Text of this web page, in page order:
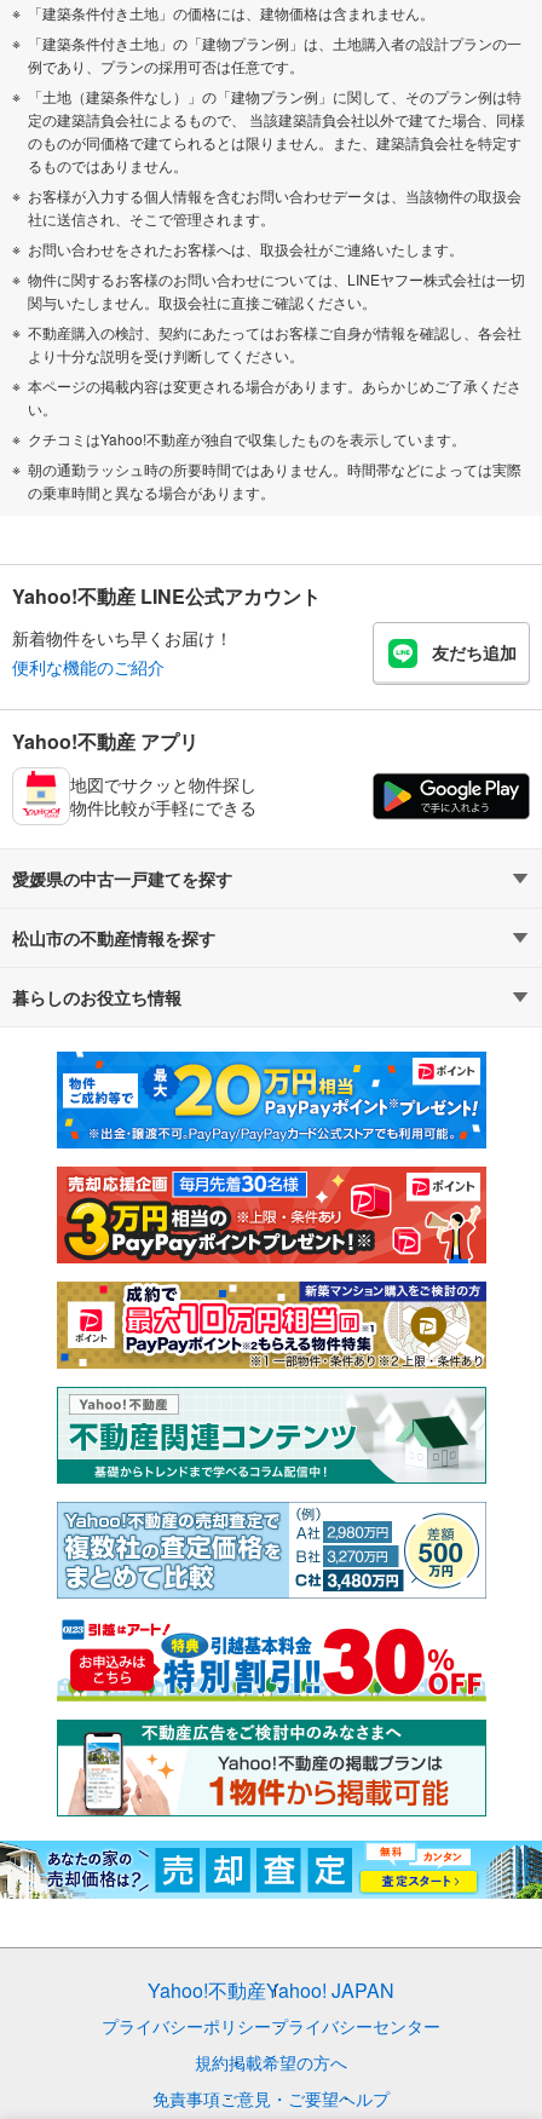
「建築条件付き土地」の価格には、建物価格は含まれません。
「建築条件付き土地」の「建物プラン例」は、土地購入者の設計プランの一
例であり、プランの採用可否は任意です。
「土地（建築条件なし）」の「建物プラン例」に関して、そのプラン例は特
定の建築請負会社によるもので、 当該建築請負会社以外で建てた場合、同様
のものが同価格で建てられるとは限りません。また、建築請負会社を特定す
るものではありません。
お客様が入力する個人情報を含むお問い合わせデータは、当該物件の取扱会
社に送信され、そこで管理されます。
お問い合わせをされたお客様へは、取扱会社がご連絡いたします。
物件に関するお客様のお問い合わせについては、LINEヤフー株式会社は一切
関与いたしません。取扱会社に直接ご確認ください。
不動産購入の検討、契約にあたってはお客様ご自身が情報を確認し、各会社
より十分な説明を受け判断してください。
本ページの掲載内容は変更される場合があります。あらかじめご了承くださ
い。
クチコミはYahoo!不動産が独自で収集したものを表示しています。
朝の通勤ラッシュ時の所要時間ではありません。時間帯などによっては実際
の乗車時間と異なる場合があります。
Yahoo!不動産 LINE公式アカウント
新着物件をいち早くお届け！
便利な機能のご紹介
友だち追加
Yahoo!不動産 アプリ
地図でサクッと物件探し
物件比較が手軽にできる
愛媛県の中古一戸建てを探す
路線・駅から探す
通勤・通学時間から探す
松山市の不動産情報を探す
不動産・住宅
新築マンション 中古マンション
新築一戸建て 中古一戸建て
注文住宅 土地
売却査定
暮らしのお役立ち情報
マンションカタログ 教えて！住まいの先生
Yahoo!不動産Yahoo! JAPAN
プライバシーポリシープライバシーセンター
規約掲載希望の方へ
免責事項ご意見・ご要望ヘルプ